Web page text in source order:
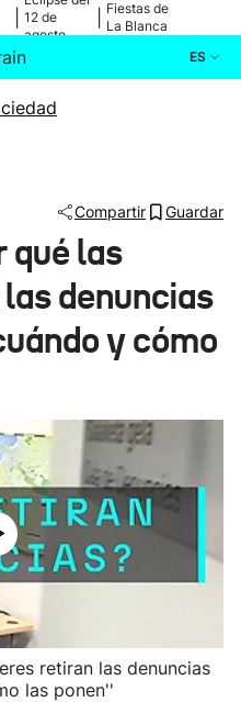
12 de
agosto
Fiestas de
La Blanca
ES
Compartir Guardar
qué las
denuncias
y cómo
retiran las denuncias
las ponen''